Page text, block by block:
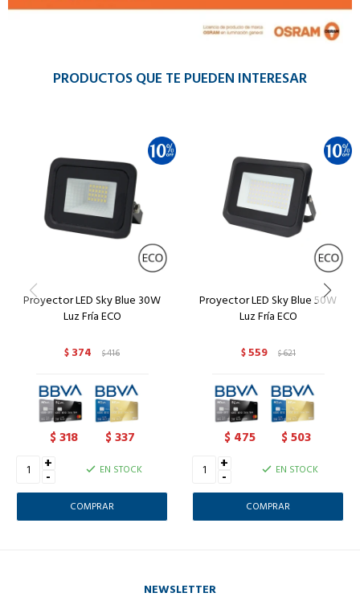
PRODUCTOS QUE TE PUEDEN INTERESAR
Proyector LED Sky Blue 30W
Luz Fría ECO
$ 374 $416
$318 $337
+
- EN STOCK
Proyector LED Sky Blue 50W
Luz Fría ECO
$559 $621
$ 475 $503
+
- EN STOCK
NEWSLETTER